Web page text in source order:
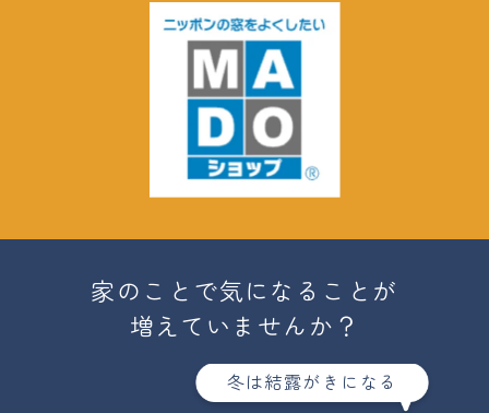
家のことで気になることが
増えていませんか？
冬は結露が きになる